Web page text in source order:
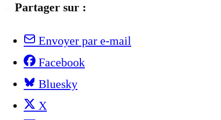
Partager sur :
Envoyer par e-mail
Facebook
Bluesky
X